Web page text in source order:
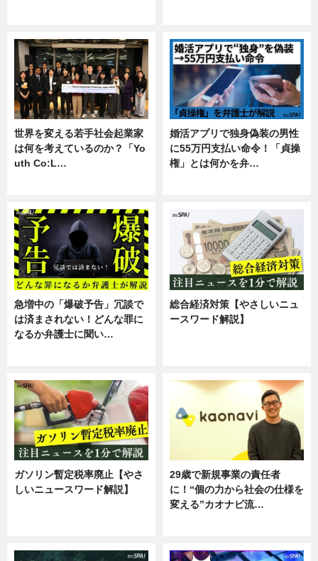
世界を変える若手社会起業家
は何を考えているのか？「Yo
uth Co:L…
婚活アプリで独身偽装の男性
に55万円支払い命令！「貞操
権」とは何かを弁…
急増中の「爆破予告」冗談で
は済まされない！どんな罪に
なるか弁護士に聞い…
総合経済対策【やさしいニュ
ースワード解説】
ガソリン暫定税率廃止【やさ
しいニュースワード解説】
29歳で新規事業の責任者
に！“個の力から社会の仕様を
変える”カオナビ流…